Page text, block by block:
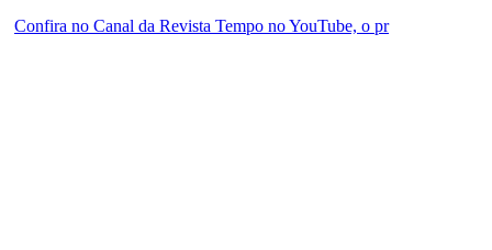
Confira no Canal da Revista Tempo no YouTube, o pr